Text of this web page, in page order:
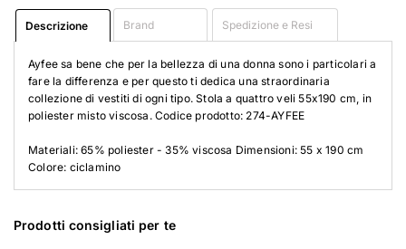
Descrizione Brand Spedizione e Resi
Ayfee sa bene che per la bellezza di una donna sono i particolari a
fare la differenza e per questo ti dedica una straordinaria
collezione di vestiti di ogni tipo. Stola a quattro veli 55x190 cm, in
poliester misto viscosa. Codice prodotto: 274-AYFEE
Materiali: 65% poliester - 35% viscosa Dimensioni: 55 x 190 cm
Colore: ciclamino
Prodotti consigliati per te